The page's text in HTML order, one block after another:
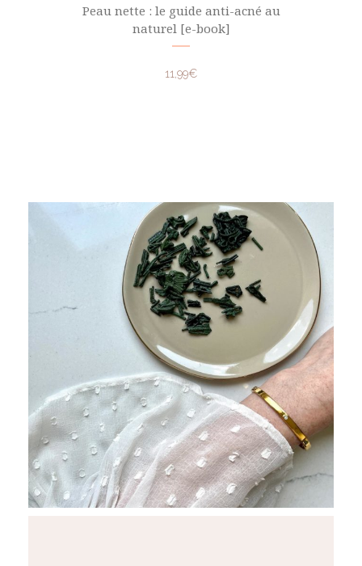
Peau nette : le guide anti-acné au
naturel [e-book]
11,99€